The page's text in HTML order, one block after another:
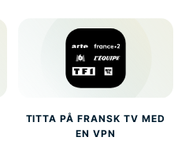
TITTA PÅ FRANSK TV MED
EN VPN